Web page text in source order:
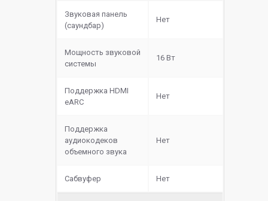
Звуковая панель
(саундбар)
Нет
Мощность звуковой
системы
16 Вт
Поддержка HDMI
eARC
Нет
Поддержка
аудиокодеков
объемного звука
Нет
Сабвуфер Нет